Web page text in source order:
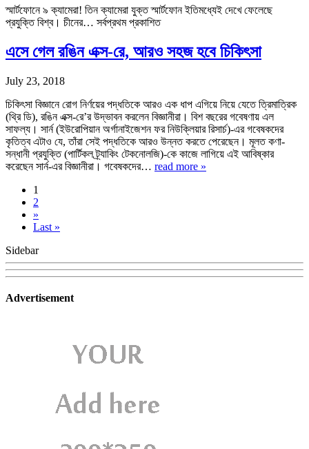
স্মার্টফোনে ৯ ক্যামেরা! তিন ক্যামেরা যুক্ত স্মার্টফোন ইতিমধ্যেই দেখে ফেলেছে
প্রযুক্তি বিশ্ব। চীনের… সর্বপ্রথম প্রকাশিত
এসে গেল রঙিন এক্স-রে, আরও সহজ হবে চিকিৎসা
July 23, 2018
চিকিৎসা বিজ্ঞানে রোগ নির্ণয়ের পদ্ধতিকে আরও এক ধাপ এগিয়ে নিয়ে যেতে ত্রিমাত্রিক
(থ্রি ডি), রঙিন এক্স-রে’র উদ্ভাবন করলেন বিজ্ঞানীরা। বিশ বছরের গবেষণায় এল
সাফল্য। সার্ন (ইউরোপিয়ান অর্গানাইজেশন ফর নিউক্লিয়ার রিসার্চ)-এর গবেষকদের
কৃতিত্ব এটাও যে, তাঁরা সেই পদ্ধতিকে আরও উন্নত করতে পেরেছেন। মূলত কণা-
সন্ধানী প্রযুক্তি (পার্টিকল ট্র্যাকিং টেকনোলজি)-কে কাজে লাগিয়ে এই আবিষ্কার
করেছেন সার্ন-এর বিজ্ঞানীরা। গবেষকদের… read more »
1
2
»
Last »
Sidebar
Advertisement